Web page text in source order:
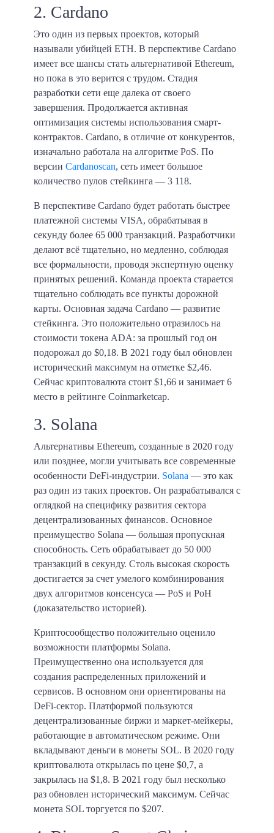
2. Cardano
Это один из первых проектов, который
называли убийцей ETH. В перспективе Cardano
имеет все шансы стать альтернативой Ethereum,
но пока в это верится с трудом. Стадия
разработки сети еще далека от своего
завершения. Продолжается активная
оптимизация системы использования смарт-
контрактов. Cardano, в отличие от конкурентов,
изначально работала на алгоритме PoS. По
версии Cardanoscan, сеть имеет большое
количество пулов стейкинга — 3 118.
В перспективе Cardano будет работать быстрее
платежной системы VISA, обрабатывая в
секунду более 65 000 транзакций. Разработчики
делают всё тщательно, но медленно, соблюдая
все формальности, проводя экспертную оценку
принятых решений. Команда проекта старается
тщательно соблюдать все пункты дорожной
карты. Основная задача Cardano — развитие
стейкинга. Это положительно отразилось на
стоимости токена ADA: за прошлый год он
подорожал до $0,18. В 2021 году был обновлен
исторический максимум на отметке $2,46.
Сейчас криптовалюта стоит $1,66 и занимает 6
место в рейтинге Coinmarketcap.
3. Solana
Альтернативы Ethereum, созданные в 2020 году
или позднее, могли учитывать все современные
особенности DeFi-индустрии. Solana — это как
раз один из таких проектов. Он разрабатывался с
оглядкой на специфику развития сектора
децентрализованных финансов. Основное
преимущество Solana — большая пропускная
способность. Сеть обрабатывает до 50 000
транзакций в секунду. Столь высокая скорость
достигается за счет умелого комбинирования
двух алгоритмов консенсуса — PoS и PoH
(доказательство историей).
Криптосообщество положительно оценило
возможности платформы Solana.
Преимущественно она используется для
создания распределенных приложений и
сервисов. В основном они ориентированы на
DeFi-сектор. Платформой пользуются
децентрализованные биржи и маркет-мейкеры,
работающие в автоматическом режиме. Они
вкладывают деньги в монеты SOL. В 2020 году
криптовалюта открылась по цене $0,7, а
закрылась на $1,8. В 2021 году был несколько
раз обновлен исторический максимум. Сейчас
монета SOL торгуется по $207.